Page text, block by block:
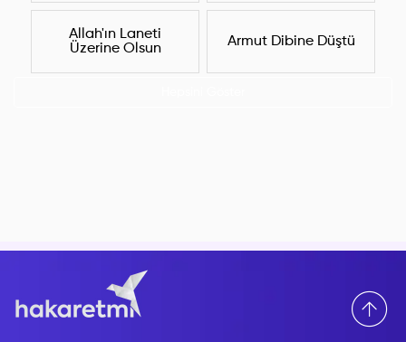
Allah'ın Laneti
Üzerine Olsun
Armut Dibine Düştü